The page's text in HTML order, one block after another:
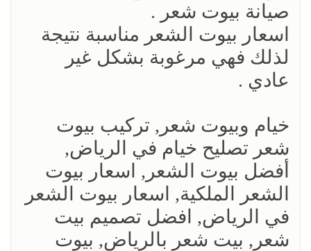
صيانة بيوت شعر .
اسعار بيوت الشعر مناسبة نتيجة
لذلك فهي مرغوبة بشكل غير
عادي .
خيام وبيوت شعر, تركيب بيوت
شعر تصليح خيام في الرياض,
أفضل بيوت الشعر, اسعار بيوت
الشعر الملكية, اسعار بيوت الشعر
في الرياض, افضل تصميم بيت
شعر, بيت شعر بالرياض, بيوت